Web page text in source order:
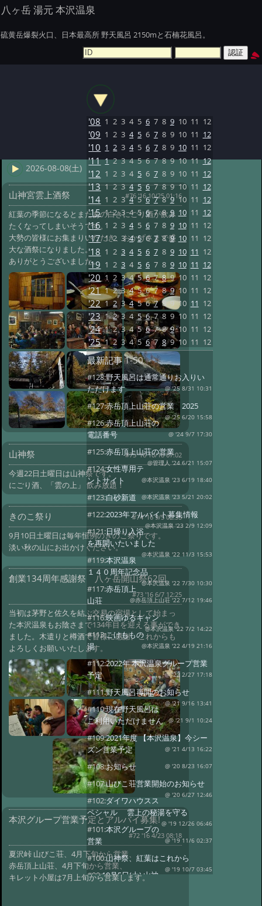
八ヶ岳 湯元 本沢温泉
硫黄岳爆裂火口、日本最高所 野天風呂 2150mと石楠花風呂。
2026-08-08(土)
山神宮雲上酒祭 #76 '16 10/25 01:16
紅葉の季節になるとまたあの白きにごり酒が飲み
たくなってしまいそうです。
大勢の皆様にお集まりいただき、おかげさまで盛
大な酒祭になりました。
ありがとうございました。
山神祭 #75 '16 10/18 07:02
今週22日土曜日は山神祭です。
にごり酒、「雲の上」 飲み放題！
きのこ祭り #74 '16 9/5 02:35
9月10日土曜日は毎年恒例のきのこ祭りです。
淡い秋の山にお出かけください。
創業134周年感謝祭 八ヶ岳開山祭62回
#73 '16 6/7 12:25
当初は茅野と佐久を結ぶ交易の宿場として始まっ
た本沢温泉もお陰さまで134年目を迎える事ができ
ました。木遣りと樽酒で皆様に感謝。これからも
よろしくお願いいたします。
本沢グループ営業予定とアルバイ募集!
#72 '16 4/23 08:18
夏沢峠 山びこ荘、4月下旬から営業、
赤岳頂上山荘、4月下旬から営業、
キレット小屋は7月上旬から営業します。
'08 1 2 3 4 5 6 7 8 9 10 11 12
'09 1 2 3 4 5 6 7 8 9 10 11 12
'10 1 2 3 4 5 6 7 8 9 10 11 12
'11 1 2 3 4 5 6 7 8 9 10 11 12
'12 1 2 3 4 5 6 7 8 9 10 11 12
'13 1 2 3 4 5 6 7 8 9 10 11 12
'14 1 2 3 4 5 6 7 8 9 10 11 12
'15 1 2 3 4 5 6 7 8 9 10 11 12
'16 1 2 3 4 5 6 7 8 9 10 11 12
'17 1 2 3 4 5 6 7 8 9 10 11 12
'18 1 2 3 4 5 6 7 8 9 10 11 12
'19 1 2 3 4 5 6 7 8 9 10 11 12
'20 1 2 3 4 5 6 7 8 9 10 11 12
'21 1 2 3 4 5 6 7 8 9 10 11 12
'22 1 2 3 4 5 6 7 8 9 10 11 12
'23 1 2 3 4 5 6 7 8 9 10 11 12
'24 1 2 3 4 5 6 7 8 9 10 11 12
'25 1 2 3 4 5 6 7 8 9 10 11 12
最新記事1-50
#128:野天風呂は通常通りお入りい
ただけます
@ '25 8/31 10:31
#127:赤岳頂上山荘の営業 2025
@ '25 6/20 15:58
#126:赤岳頂上山荘の
電話番号
@ '24 9/7 17:30
#125:赤岳頂上山荘の営業
@管理人 '24 6/21 15:07
#124:女性専用テ
ントサイト
@本沢温泉 '23 6/19 18:40
#123:白砂新道 @本沢温泉 '23 5/21 20:02
#122:2023年アルバイト募集情報
@本沢温泉 '23 2/9 12:09
#121:日帰り入浴
を再開いたいました
@本沢温泉 '22 11/3 15:53
#119:本沢温泉
１４０周年記念品
@本沢温泉 '22 7/30 10:30
#117:赤岳頂上
山荘
@赤岳頂上山荘 '22 7/12 19:46
#116:映画ゆるキャン
@本沢温泉 '22 7/2 14:22
#113:こけももの
湯
@本沢温泉 '22 4/19 21:16
#112:2022年 本沢温泉グループ営業
予定
@ '22 2/27 17:18
#111:野天風呂再開のお知らせ
@ '21 9/16 13:41
#110:現在野天風呂は
ご利用いただけません
@ '21 9/1 10:24
#109:2021年度 【本沢温泉】今シー
ズン営業予定
@ '21 4/13 16:22
#108:お知らせ @ '20 8/23 16:07
#107:山びこ荘営業開始のお知らせ
@ '20 6/27 12:46
#102:ダイワハウスス
ペシャル 雲上の秘湯を守る
@ '19 12/26 06:46
#101:本沢グループの
営業
@ '19 11/6 02:37
#100:山神祭、紅葉はこれから
@ '19 10/7 03:45
#99:10月5日(土) 山神